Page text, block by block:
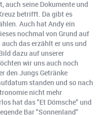
auch seine Dokumente und
betrifft. Da gibt es
Auch hat Andy ein
nochmal von Grund auf
das erzählt er uns und
dazu auf unserer
wir uns auch noch
den Jungs Getränke
standen und so nach
nicht mehr
hat das "Et Dömsche" und
Bar "Sonnenland"